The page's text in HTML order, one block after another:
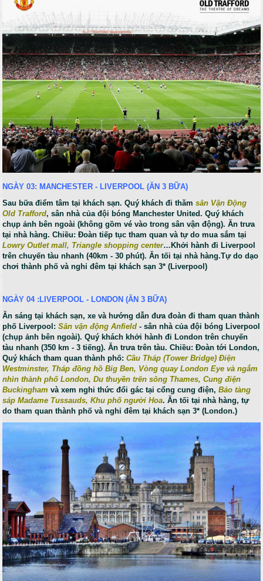
NGÀY 03: MANCHESTER - LIVERPOOL (ĂN 3 BỮA)
Sau bữa điểm tâm tại khách sạn. Quý khách đi thămsân Vận Động
Old Trafford, sân nhà của đội bóng Manchester United. Quý khách
chụp ảnh bên ngoài (không gồm vé vào trong sân vận động). Ăn trưa
tại nhà hàng. Chiều: Đoàn tiếp tục tham quan và tự do mua sắm tại
Lowry Outlet mall, Triangle shopping center…Khởi hành đi Liverpool
trên chuyến tàu nhanh (40km - 30 phút). Ăn tối tại nhà hàng.Tự do dạo
chơi thành phố và nghỉ đêm tại khách sạn 3* (Liverpool)
NGÀY 04 :LIVERPOOL - LONDON (ĂN 3 BỮA)
Ăn sáng tại khách sạn, xe và hướng dẫn đưa đoàn đi tham quan thành
phố Liverpool:Sân vận động Anfield - sân nhà của đội bóng Liverpool
(chụp ảnh bên ngoài). Quý khách khởi hành đi London trên chuyến
tàu nhanh (350 km - 3 tiếng). Ăn trưa trên tàu. Chiều: Đoàn tới London,
Quý khách tham quan thành phố:Cầu Tháp (Tower Bridge) Điện
Westminster, Tháp đồng hồ Big Ben, Vòng quay London Eye và ngắm
nhìn thành phố London, Du thuyền trên sông Thames, Cung điện
Buckingham và xem nghi thức đổi gác tại cổng cung điện,Bảo tàng
sáp Madame Tussauds, Khu phố người Hoa. Ăn tối tại nhà hàng, tự
do tham quan thành phố và nghỉ đêm tại khách sạn 3* (London.)